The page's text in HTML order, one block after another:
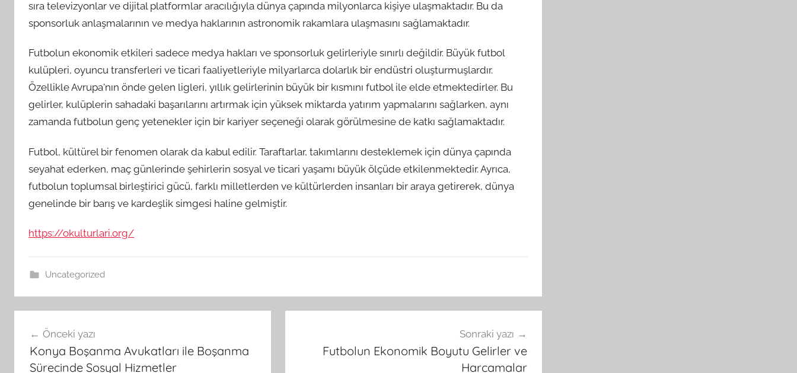
sıra televizyonlar ve dijital platformlar aracılığıyla dünya çapında milyonlarca kişiye ulaşmaktadır. Bu da
sponsorluk anlaşmalarının ve medya haklarının astronomik rakamlara ulaşmasını sağlamaktadır.
Futbolun ekonomik etkileri sadece medya hakları ve sponsorluk gelirleriyle sınırlı değildir. Büyük futbol
kulüpleri, oyuncu transferleri ve ticari faaliyetleriyle milyarlarca dolarlık bir endüstri oluşturmuşlardır.
Özellikle Avrupa'nın önde gelen ligleri, yıllık gelirlerinin büyük bir kısmını futbol ile elde etmektedirler. Bu
gelirler, kulüplerin sahadaki başarılarını artırmak için yüksek miktarda yatırım yapmalarını sağlarken, aynı
zamanda futbolun genç yetenekler için bir kariyer seçeneği olarak görülmesine de katkı sağlamaktadır.
Futbol, kültürel bir fenomen olarak da kabul edilir. Taraftarlar, takımlarını desteklemek için dünya çapında
seyahat ederken, maç günlerinde şehirlerin sosyal ve ticari yaşamı büyük ölçüde etkilenmektedir. Ayrıca,
futbolun toplumsal birleştirici gücü, farklı milletlerden ve kültürlerden insanları bir araya getirerek, dünya
genelinde bir barış ve kardeşlik simgesi haline gelmiştir.
https://okulturlari.org/
Uncategorized
gezinmesi
Önceki yazı
Konya Boşanma Avukatları ile Boşanma
Sürecinde Sosyal Hizmetler
Sonraki yazı
Futbolun Ekonomik Boyutu Gelirler ve
Harcamalar